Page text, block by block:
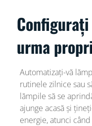
urma
Automatizați-vă
rutinele zilnice sau
lămpile să se
ajunge acasă și
energie, atunci